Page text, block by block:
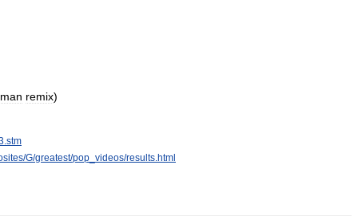
remix)
.stm
/G/greatest/pop videos/results.html